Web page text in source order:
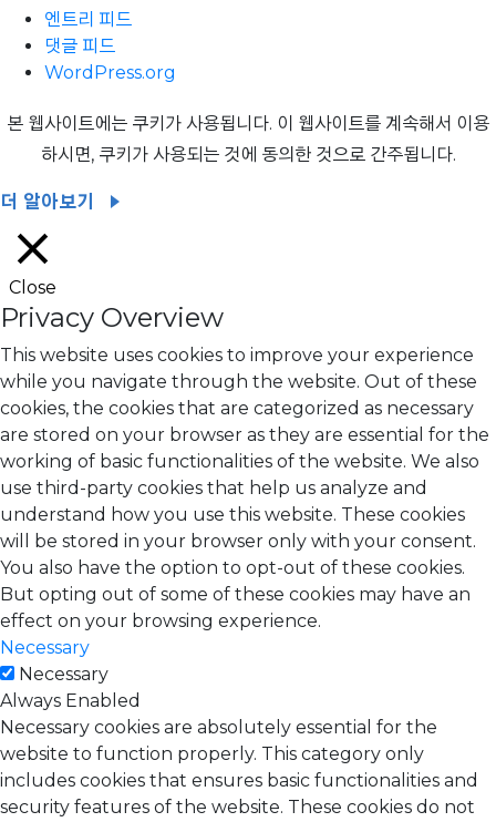
엔트리 피드
댓글 피드
WordPress.org
본 웹사이트에는 쿠키가 사용됩니다. 이 웹사이트를 계속해서 이용
하시면, 쿠키가 사용되는 것에 동의한 것으로 간주됩니다.
더 알아보기
Close
Privacy Overview
This website uses cookies to improve your experience
while you navigate through the website. Out of these
cookies, the cookies that are categorized as necessary
are stored on your browser as they are essential for the
working of basic functionalities of the website. We also
use third-party cookies that help us analyze and
understand how you use this website. These cookies
will be stored in your browser only with your consent.
You also have the option to opt-out of these cookies.
But opting out of some of these cookies may have an
effect on your browsing experience.
Necessary
Necessary
Always Enabled
Necessary cookies are absolutely essential for the
website to function properly. This category only
includes cookies that ensures basic functionalities and
security features of the website. These cookies do not